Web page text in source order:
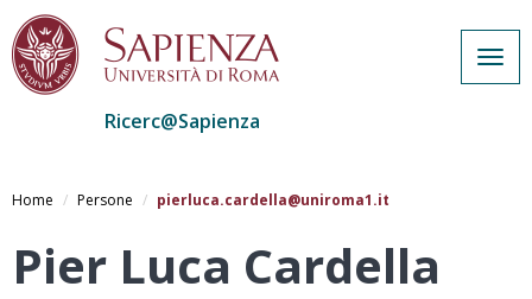
al
principale
Ricerc@Sapienza
Home Persone pierluca.cardella@uniroma1.it
Pier Luca Cardella